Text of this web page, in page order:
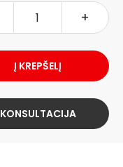
+
Į KREPŠELĮ
KONSULTACIJA